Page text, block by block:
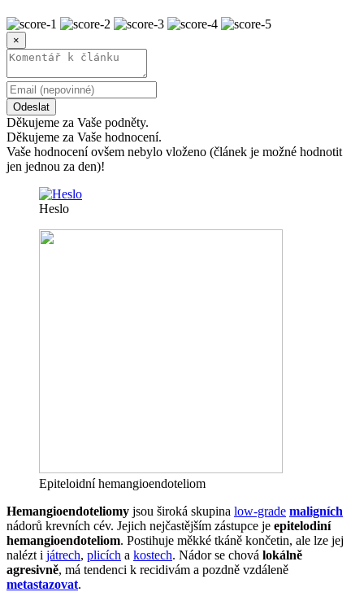
×
Odeslat
Děkujeme za Vaše podněty.
Děkujeme za Vaše hodnocení.
Vaše hodnocení ovšem nebylo vloženo (článek je možné hodnotit
jen jednou za den)!
Heslo
Epiteloidní hemangioendoteliom
Hemangioendoteliomy jsou široká skupina low-grade maligních
nádorů krevních cév. Jejich nejčastějším zástupce je epitelodiní
hemangioendoteliom. Postihuje měkké tkáně končetin, ale lze jej
nalézt i játrech, plicích a kostech. Nádor se chová lokálně
agresivně, má tendenci k recidivám a pozdně vzdáleně
metastazovat.